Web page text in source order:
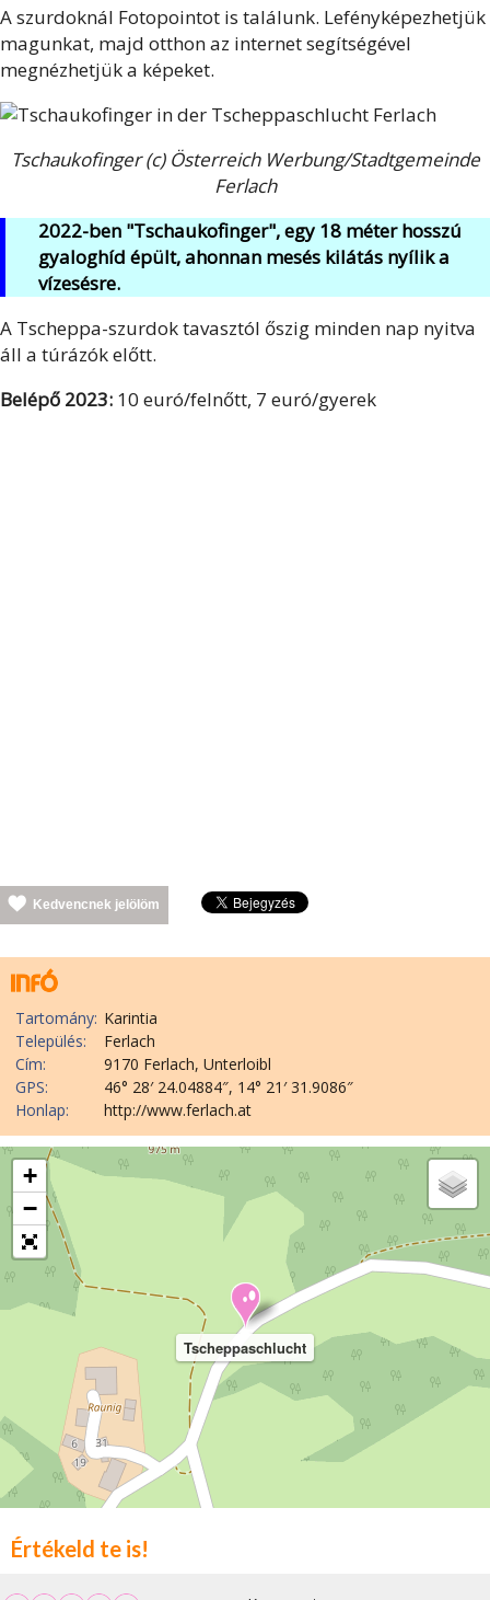
A szurdoknál Fotopointot is találunk. Lefényképezhetjük
magunkat, majd otthon az internet segítségével
megnézhetjük a képeket.
Tschaukofinger (c) Österreich Werbung/Stadtgemeinde
Ferlach
2022-ben "Tschaukofinger", egy 18 méter hosszú
gyaloghíd épült, ahonnan mesés kilátás nyílik a
vízesésre.
A Tscheppa-szurdok tavasztól őszig minden nap nyitva
áll a túrázók előtt.
Belépő 2023: 10 euró/felnőtt, 7 euró/gyerek
Kedvencnek jelölöm
Tartomány: Karintia
Település:
Ferlach
Cím:
9170 Ferlach, Unterloibl
GPS:
46° 28′ 24.04884″, 14° 21′ 31.9086″
Honlap:
http://www.ferlach.at
Tscheppaschlucht
+
−
Értékeld te is!